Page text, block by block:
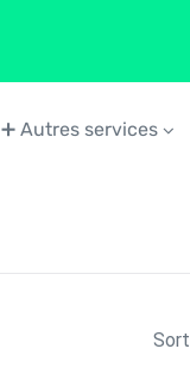
➕ Autres services